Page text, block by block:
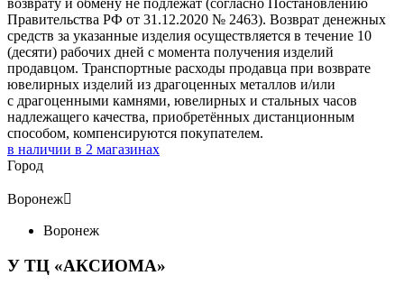
Правительства РФ от 31.12.2020 № 2463). Возврат денежных
средств за указанные изделия осуществляется в течение 10
(десяти) рабочих дней с момента получения изделий
продавцом. Транспортные расходы продавца при возврате
ювелирных изделий из драгоценных металлов и/или
с драгоценными камнями, ювелирных и стальных часов
надлежащего качества, приобретённых дистанционным
способом, компенсируются покупателем.
в наличии в 2 магазинах
Город
Воронеж
Воронеж
У ТЦ «АКСИОМА»